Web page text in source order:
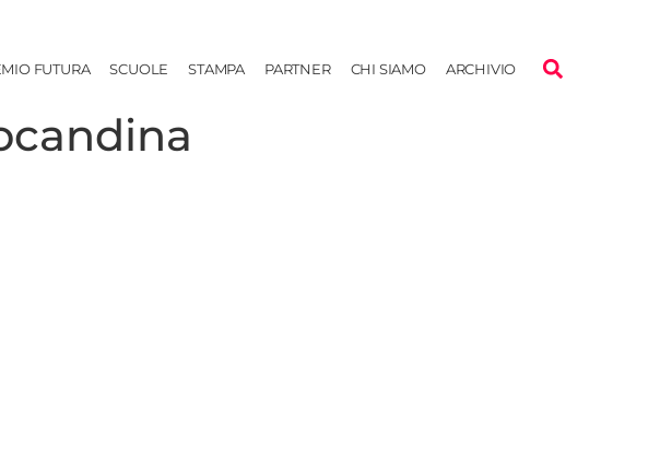
FUTURA SCUOLE STAMPA PARTNER CHI SIAMO ARCHIVIO